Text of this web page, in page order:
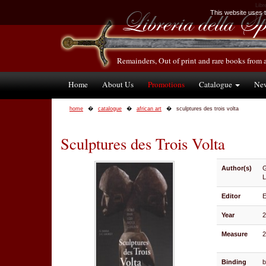
Remainders, Out of print and rare books from
Home About Us Promotions Catalogue
home catalogue african art sculptures des trois volta
Sculptures des Trois Volta
Author(s)
Editor
Year
Measure
Binding
This website uses